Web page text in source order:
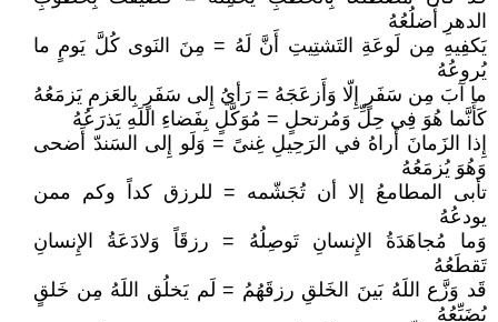
الدهرِ أَضلُعُهُ
يَكفِيهِ مِن لَوعَةِ التَشتِيتِ أَنَّ لَهُ = مِنَ النَوى كُلَّ يَومٍ ما
يُروعُهُ
ما آبَ مِن سَفَرٍ إِلّا وَأَزعَجَهُ = رَأيُ إِلى سَفَرٍ بِالعَزمِ يَزمَعُهُ
كَأَنَّما هُوَ فِي حِلِّ وَمُرتحلٍ = مُوَكَّلٍ بِفَضاءِ اللَهِ يَذرَعُهُ
إِذا الزَمانَ أَراهُ في الرَحِيلِ غِنىً = وَلَو إِلى السَندّ أَضحى
وَهُوَ يُزمَعُهُ
تأبى المطامعُ إلا أن تُجَشّمه = للرزق كداً وكم ممن
يودعُهُ
وَما مُجاهَدَةُ الإِنسانِ تَوصِلُهُ = رزقَاً وَلادَعَةُ الإِنسانِ
تَقطَعُهُ
قَد وَزَّع اللَهُ بَينَ الخَلقِ رزقَهُمُ = لَم يَخلُق اللَهُ مِن خَلقٍ
يُضَيِّعُهُ